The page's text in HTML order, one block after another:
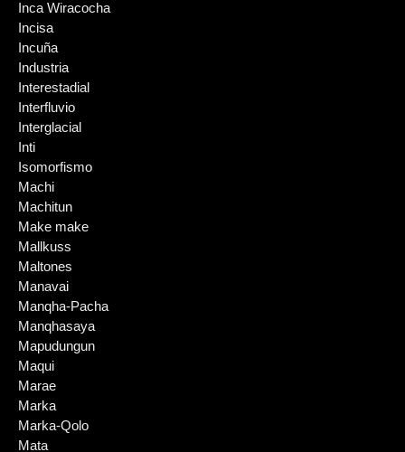
Inca Wiracocha
Incisa
Incuña
Industria
Interestadial
Interfluvio
Interglacial
Inti
Isomorfismo
Machi
Machitun
Make make
Mallkuss
Maltones
Manavai
Manqha-Pacha
Manqhasaya
Mapudungun
Maqui
Marae
Marka
Marka-Qolo
Mata